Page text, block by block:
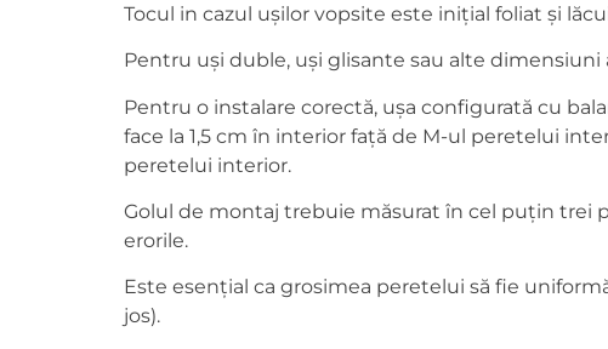
Tocul in cazul ușilor vopsite este inițial foliat și
Pentru uși duble, uși glisante sau alte
Pentru o instalare corectă, ușa configurată cu
face la 1,5 cm în interior față de M-ul peretelui
peretelui interior.
Golul de montaj trebuie măsurat în cel puțin trei
erorile.
Este esențial ca grosimea peretelui să fie
jos).